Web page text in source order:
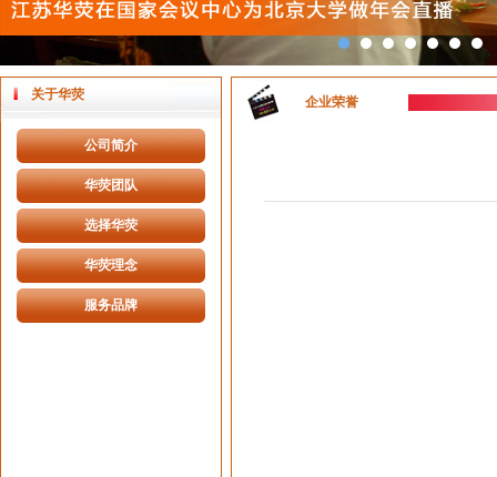
关于华荧
公司简介
华荧团队
选择华荧
华荧理念
服务品牌
企业荣誉